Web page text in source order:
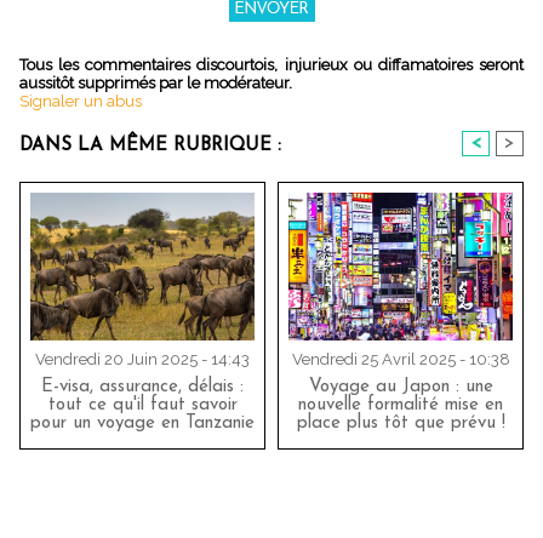
Tous les commentaires discourtois, injurieux ou diffamatoires seront
aussitôt supprimés par le modérateur.
Signaler un abus
DANS LA MÊME RUBRIQUE : < >
Vendredi 20 Juin 2025 - 14:43
E-visa, assurance, délais :
tout ce qu'il faut savoir
pour un voyage en Tanzanie
Vendredi 25 Avril 2025 - 10:38
Voyage au Japon : une
nouvelle formalité mise en
place plus tôt que prévu !